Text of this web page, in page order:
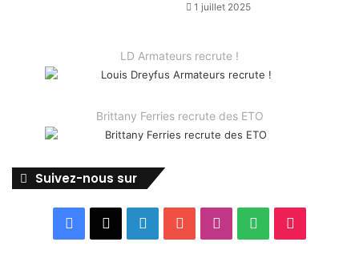
1 juillet 2025
LD Armateurs recrute !
Brittany Ferries recrute des ETO
Suivez-nous sur
Facebook LinkedinYouTubeInstagram
Spotify